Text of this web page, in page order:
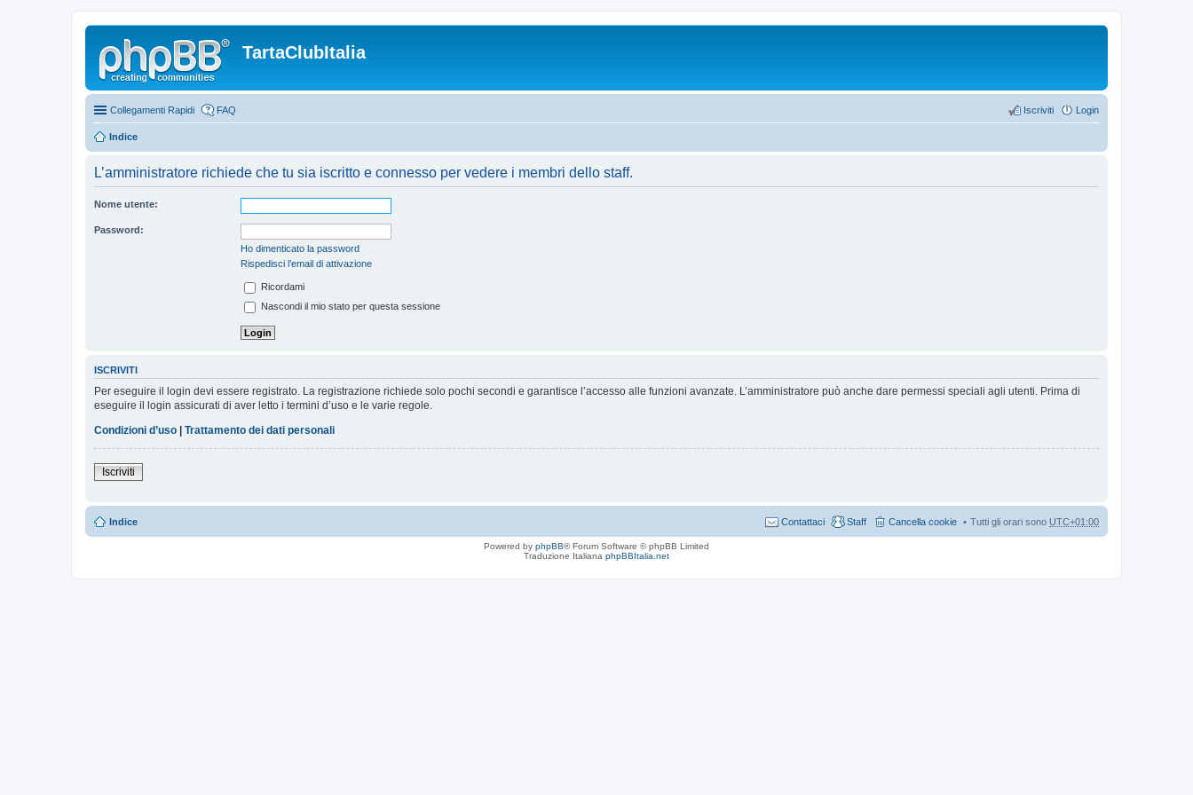
TartaClubItalia
Collegamenti Rapidi FAQ Login
Iscriviti
Indice
L’amministratore richiede che tu sia iscritto e connesso per vedere i membri dello staff.
Nome utente:
Password:
Ho dimenticato la password
Rispedisci l’email di attivazione
Ricordami
Nascondi il mio stato per questa sessione
ISCRIVITI
Per eseguire il login devi essere registrato. La registrazione richiede solo pochi secondi e garantisce l’accesso alle funzioni avanzate. L’amministratore può anche dare permessi speciali agli utenti. Prima di
eseguire il login assicurati di aver letto i termini d’uso e le varie regole.
Condizioni d’uso | Trattamento dei dati personali
Iscriviti
Indice Tutti gli orari sono UTC+01:00
Cancella cookie
Staff
Contattaci
Powered by phpBB® Forum Software © phpBB Limited
Traduzione Italiana phpBBItalia.net